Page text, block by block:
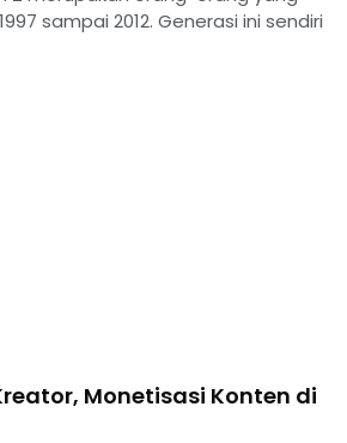
sampai 2012. Generasi ini sendiri
Monetisasi Konten di